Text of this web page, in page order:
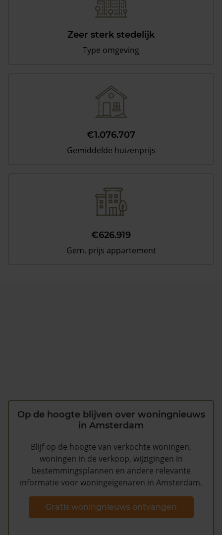
Zeer sterk stedelijk
Type omgeving
€1.076.707
Gemiddelde huizenprijs
€626.919
Gem. prijs appartement
Op de hoogte blijven over woningnieuws
in Amsterdam
Blijf op de hoogte van verkochte woningen,
woningen in de verkoop, wijzigingen in
bestemmingsplannen en andere relevante
informatie voor woningeigenaren in Amsterdam.
Gratis woningnieuws ontvangen